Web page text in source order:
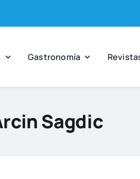
Gas­tro­no­mía
Sagdic